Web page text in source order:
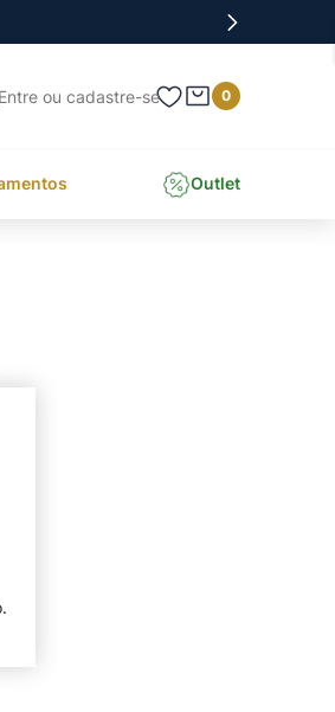
Entre ou cadastre-se 0
Outlet